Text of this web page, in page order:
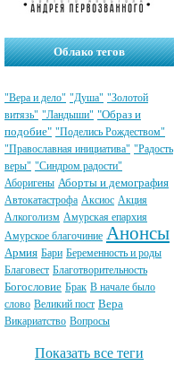
Облако тегов
"Вера и дело" "Душа" "Золотой
витязь" "Ландыши" "Образ и
подобие" "Поделись Рождеством"
"Православная инициатива" "Радость
веры" "Синдром радости"
Аборигены Аборты и демография
Автокатастрофа Аксиос Акция
Алкоголизм Амурская епархия
Амурское благочиние Анонсы
Армия Бари Беременность и роды
Благовест Благотворительность
Богословие Брак В начале было
слово Великий пост Вера
Викариатство Вопросы
Показать все теги